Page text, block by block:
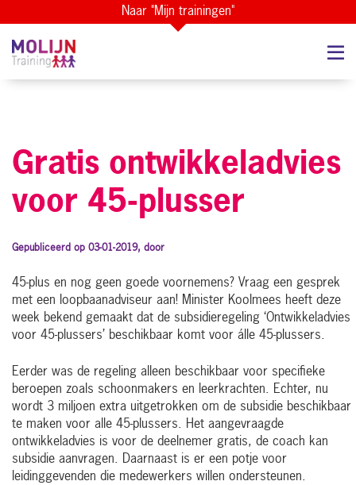
Naar "Mijn trainingen"
Gratis ontwikkeladvies
voor 45-plusser
Gepubliceerd op 03-01-2019, door
45-plus en nog geen goede voornemens? Vraag een gesprek
met een loopbaanadviseur aan! Minister Koolmees heeft deze
week bekend gemaakt dat de subsidieregeling ‘Ontwikkeladvies
voor 45-plussers’ beschikbaar komt voor álle 45-plussers.
Eerder was de regeling alleen beschikbaar voor specifieke
beroepen zoals schoonmakers en leerkrachten. Echter, nu
wordt 3 miljoen extra uitgetrokken om de subsidie beschikbaar
te maken voor alle 45-plussers. Het aangevraagde
ontwikkeladvies is voor de deelnemer gratis, de coach kan
subsidie aanvragen. Daarnaast is er een potje voor
leidinggevenden die medewerkers willen ondersteunen.